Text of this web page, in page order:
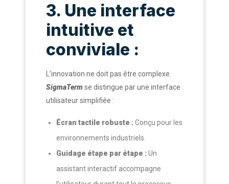
3. Une interface
intuitive et
conviviale :
L’innovation ne doit pas être complexe.
SigmaTerm se distingue par une interface
utilisateur simplifiée :
Écran tactile robuste : Conçu pour les
environnements industriels.
Guidage étape par étape : Un
assistant interactif accompagne